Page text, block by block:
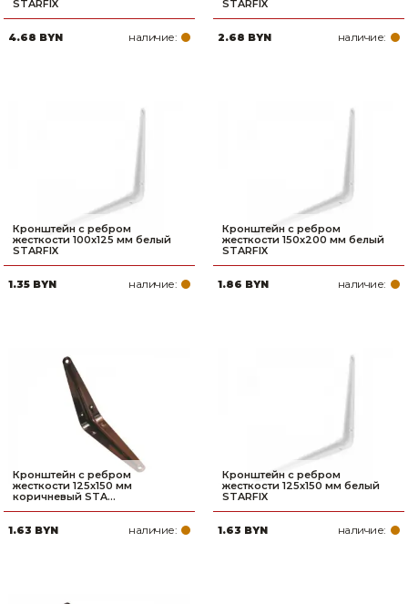
STARFIX
4.68 BYN наличие:
STARFIX
2.68 BYN наличие:
Кронштейн с ребром
жесткости 100х125 мм белый
STARFIX
1.35 BYN наличие:
Кронштейн с ребром
жесткости 150х200 мм белый
STARFIX
1.86 BYN наличие:
Кронштейн с ребром
жесткости 125х150 мм
коричневый STA...
1.63 BYN наличие:
Кронштейн с ребром
жесткости 125х150 мм белый
STARFIX
1.63 BYN наличие: